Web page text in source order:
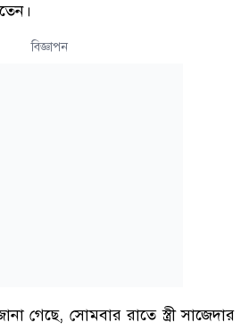
বিজ্ঞাপন
গেছে, সোমবার রাতে স্ত্রী সাজেদার